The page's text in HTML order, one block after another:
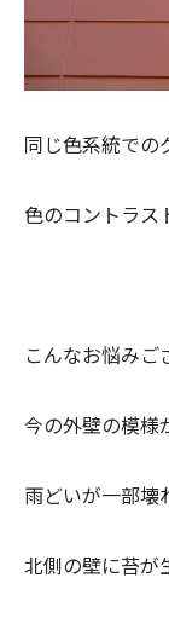
同じ色系統での
色のコントラス
こんなお悩みご
今の外壁の模様
雨どいが一部壊
北側の壁に苔が